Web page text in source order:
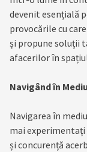
devenit esențială
provocările cu
și propune soluții
afacerilor în
Navigând în
Navigarea în
mai
și concurență